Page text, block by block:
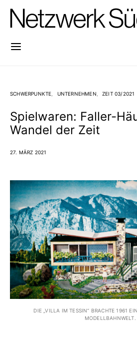
SCHWERPUNKTE UNTERNEHMEN ZEIT 03/2021
Spielwaren: Faller-
Wandel der Zeit
27. MÄRZ 2021
DIE „VILLA IM TESSIN“ BRACHTE 1961